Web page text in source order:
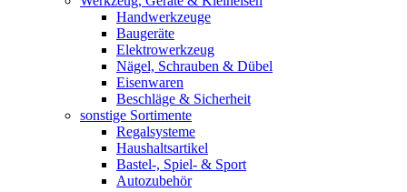
Handwerkzeuge
Baugeräte
Elektrowerkzeug
Nägel, Schrauben & Dübel
Eisenwaren
Beschläge & Sicherheit
sonstige Sortimente
Regalsysteme
Haushaltsartikel
Bastel-, Spiel- & Sport
Autozubehör